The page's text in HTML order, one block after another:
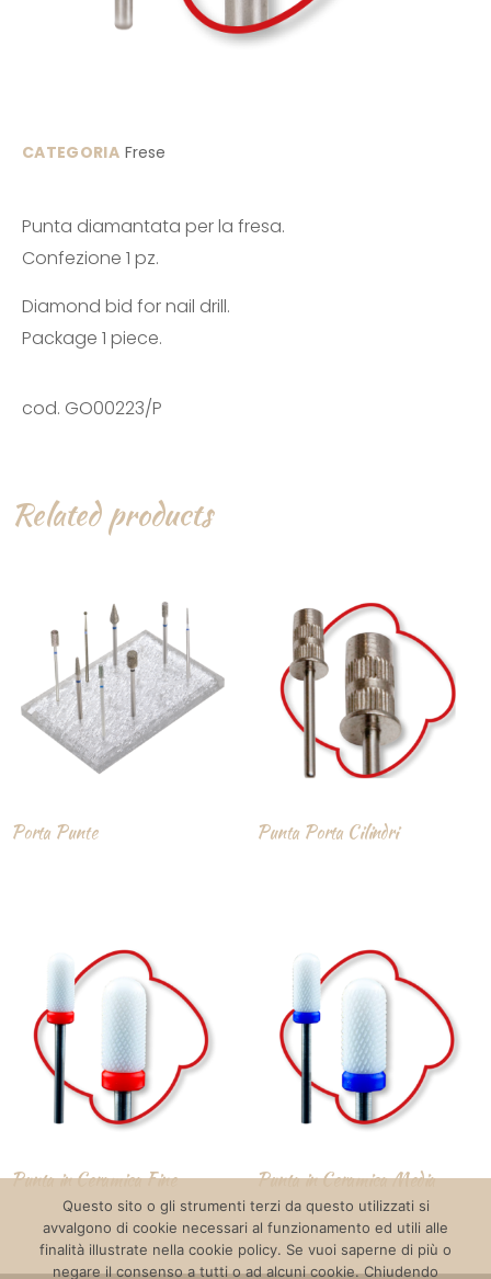
CATEGORIA Frese
Punta diamantata per la fresa.
Confezione 1 pz.
Diamond bid for nail drill.
Package 1 piece.
cod. GO00223/P
Related products
Porta Punte Punta Porta Cilindri
Punta in Ceramica Fine Punta in Ceramica Media
Questo sito o gli strumenti terzi da questo utilizzati si
avvalgono di cookie necessari al funzionamento ed utili alle
finalità illustrate nella cookie policy. Se vuoi saperne di più o
negare il consenso a tutti o ad alcuni cookie. Chiudendo